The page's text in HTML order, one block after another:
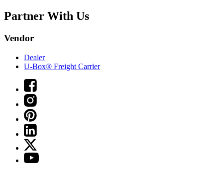
Partner With Us
Vendor
Dealer
U-Box® Freight Carrier